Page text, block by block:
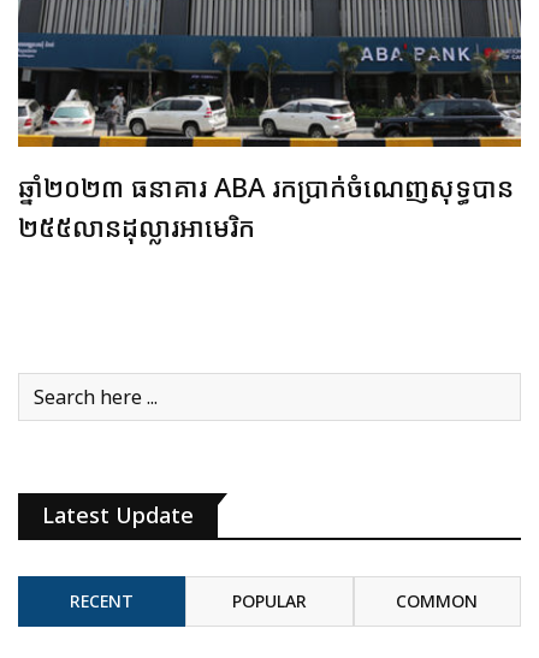
ឆ្នាំ​២០២៣ ធនាគារ​ ABA រក​ប្រាក់​ចំណេញសុទ្ធ​​បាន​
២៥៥លានដុល្លារ​អាមេរិក​
Latest Update
RECENT POPULAR COMMON